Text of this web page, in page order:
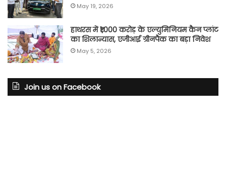
May 19, 2026
हाथरस में ₹1,000 करोड़ के एल्युमिनियम कैन प्लांट
का शिलान्यास, एजीआई ग्रीनपैक का बड़ा निवेश
May 5, 2026
Join us on Facebook